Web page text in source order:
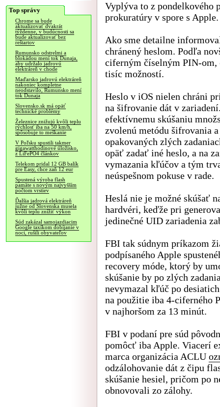
Top správy
Chrome sa bude
aktualizovať dvakrát
týždenne, v budúcnosti sa
bude aktualizovať bez
reštartov
Rumunsko odstrelmi a
blokádou mení tok Dunaja,
aby udržalo jadrovú
elektráreň v chode
Maďarsko jadrovú elektráreň
nakoniec kompletne
neodstavilo, Rumunsko mení
tok Dunaja
Slovensko.sk má opäť
technické problémy
Železnice znižujú kvôli teplu
rýchlosť iba na 50 km/h,
spôsobuje to meškanie
V Poľsku spustili takmer
gigawatthodinové úložisko,
z LiFePO4 článkov
Telekom pridal 12 GB balík
pre Easy, chce zaň 12 eur
Spustená výroba flash
pamäte s novým najvyšším
počtom vrstiev
Ďalšia jadrová elektráreň
južne od Slovenska musela
kvôli teplu znížiť výkon
Súd zakázal samojazdiacim
Google taxíkom dobíjanie v
noci, rušili obyvateľov
Vyplýva to z pondelkového
prokuratúry v spore s Apple.
Ako sme detailne
chránený heslom. Podľa
ciferným číselným PIN-
tisíc možností.
Heslo v iOS nielen chráni
na šifrovanie dát v
efektívnemu skúšaniu
zvolenú metódu šifrovania
opakovaných zlých
opäť zadať iné heslo, a na
vymazania kľúčov a tým
neúspešnom pokuse v rade.
Heslá nie je možné skúšať
hardvéri, keďže pri
jedinečné UID zariadenia
FBI tak súdnym príkazom
podpísaného Apple
recovery móde, ktorý by
skúšanie by po zlých
nevymazal kľúč po
na použitie iba 4-ciferného
v najhoršom za 13 minút.
FBI v podaní pre súd
pomôcť iba Apple. Viacerí
marca organizácia ACLU
odzálohovanie dát z čipu
skúšanie hesiel, pričom po
obnovovali zo zálohy.